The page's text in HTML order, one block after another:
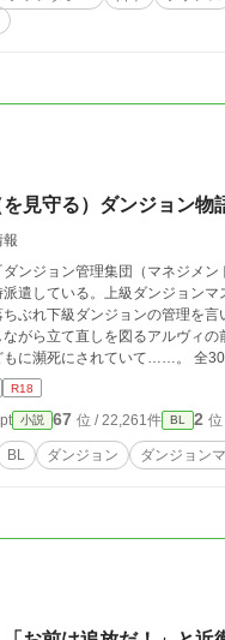
見守る）ダンジョン物
報
ダンジョン管理集団（マネジメ
遣している。上級ダンジョン
ちぶれ下級ダンジョンの管理を
ながら立て直しを図るアルヴィ
に瀕死にされていて……。 全30
R18
小説 67 位 / 22,261件 BL 2
BL ダンジョン ダンジョン